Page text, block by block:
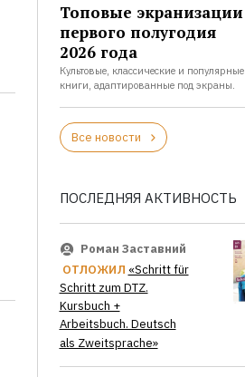
Топовые экранизации
первого полугодия
2026 года
Культовые, классические и популярные
книги, адаптированные под экраны.
Все новости
ПОСЛЕДНЯЯ АКТИВНОСТЬ
Роман Заставний
ОТЛОЖИЛ «Schritt für
Schritt zum DTZ.
Kursbuch +
Arbeitsbuch. Deutsch
als Zweitsprache»